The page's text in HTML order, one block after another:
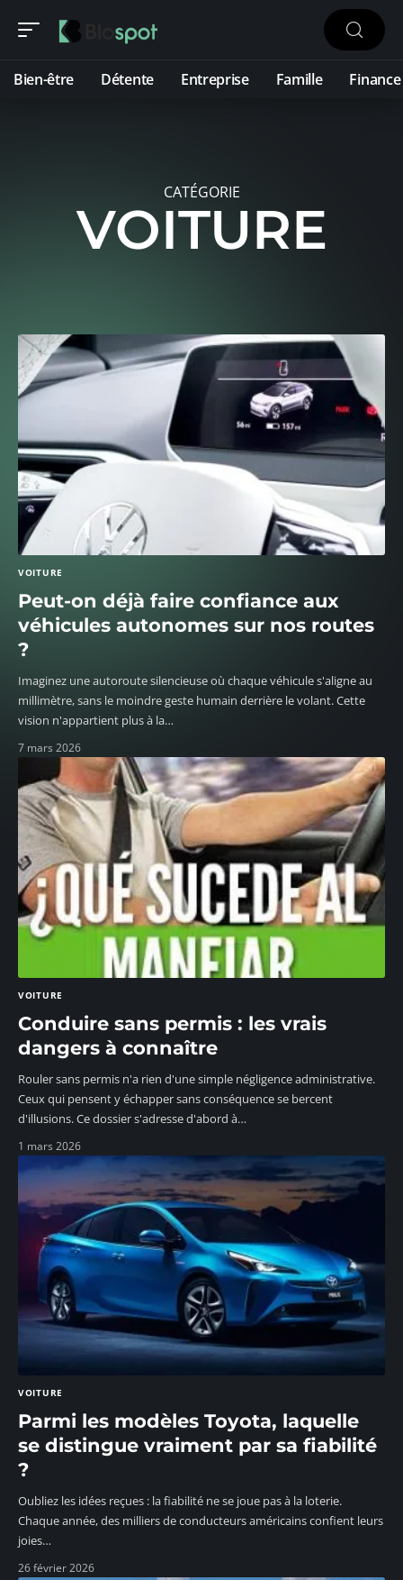
Bien-être Détente Entreprise Famille Finance
CATÉGORIE
VOITURE
VOITURE
Peut-on déjà faire confiance aux
véhicules autonomes sur nos routes
?
Imaginez une autoroute silencieuse où chaque véhicule s'aligne au
millimètre, sans le moindre geste humain derrière le volant. Cette
vision n'appartient plus à la…
7 mars 2026
VOITURE
Conduire sans permis : les vrais
dangers à connaître
Rouler sans permis n'a rien d'une simple négligence administrative.
Ceux qui pensent y échapper sans conséquence se bercent
d'illusions. Ce dossier s'adresse d'abord à…
1 mars 2026
VOITURE
Parmi les modèles Toyota, laquelle
se distingue vraiment par sa fiabilité
?
Oubliez les idées reçues : la fiabilité ne se joue pas à la loterie.
Chaque année, des milliers de conducteurs américains confient leurs
joies…
26 février 2026